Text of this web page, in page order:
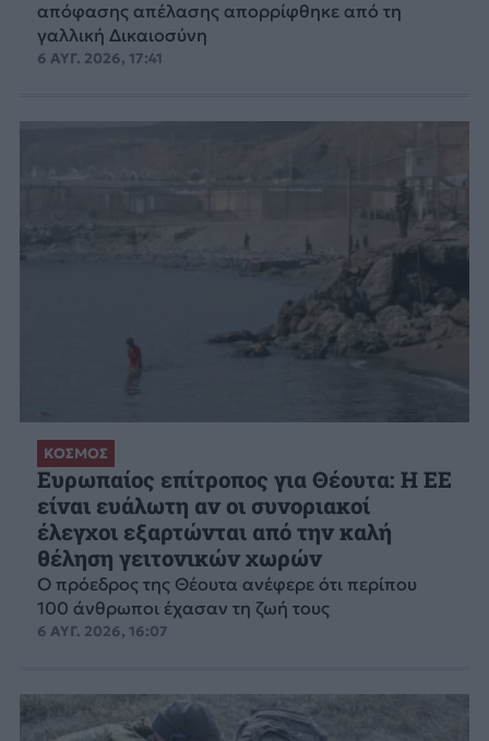
απόφασης απέλασης απορρίφθηκε από τη
γαλλική Δικαιοσύνη
6 ΑΥΓ. 2026, 17:41
ΚΟΣΜΟΣ
Ευρωπαίος επίτροπος για Θέουτα: Η ΕΕ
είναι ευάλωτη αν οι συνοριακοί
έλεγχοι εξαρτώνται από την καλή
θέληση γειτονικών χωρών
Ο πρόεδρος της Θέουτα ανέφερε ότι περίπου
100 άνθρωποι έχασαν τη ζωή τους
6 ΑΥΓ. 2026, 16:07